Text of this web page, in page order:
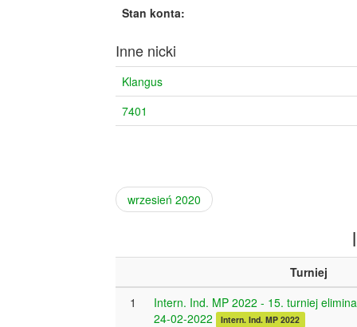
Stan konta:
Inne nicki
Klangus
7401
wrzesień 2020
Turniej
1
Intern. Ind. MP 2022 - 15. turniej
24-02-2022
Intern. Ind. MP 2022